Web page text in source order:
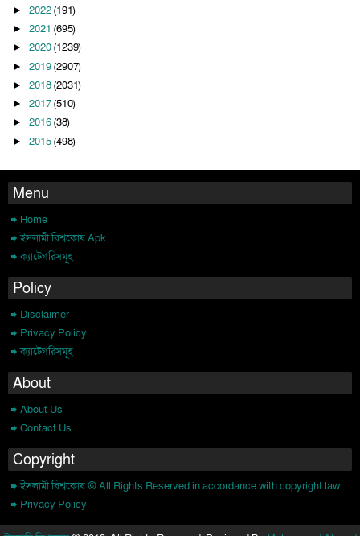
► 2022(191)
► 2021 (695)
► 2020(1239)
► 2019(2907)
► 2018(2031)
► 2017(510)
► 2016(38)
► 2015(498)
Menu
Home
ইসলামী বিশ্বকোষ Apk
ক্যাটেগরিসমূহ
Policy
Disclaimer
Privacy Policy
ক্যাটেগরিসমূহ
About
About Us
Contact Us
Copyright
ইসলামী বিশ্বকোষ © All Rights Reserved in accordance with copyright law.
Privacy Policy